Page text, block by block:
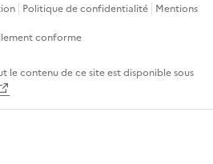
Politique de confidentialité Mentions
conforme
le contenu de ce site est disponible sous